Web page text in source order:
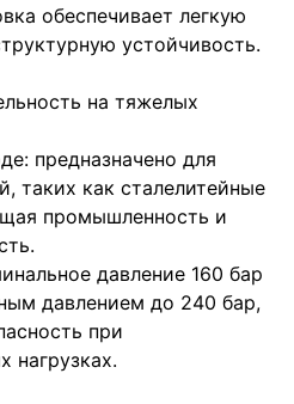
обеспечивает легкую
устойчивость.
на тяжелых
предназначено для
таких как сталелитейные
промышленность и
давление 160 бар
давлением до 240 бар,
при
нагрузках.